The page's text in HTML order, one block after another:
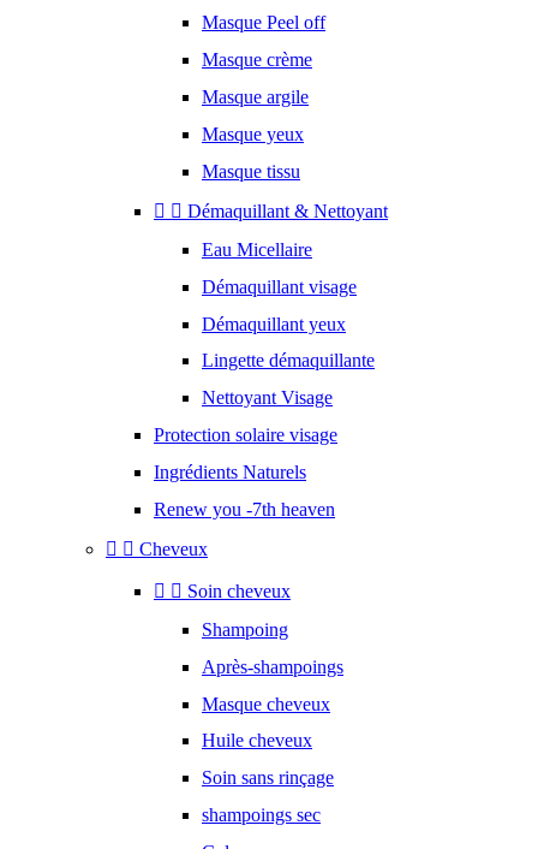
Masque Peel off
Masque crème
Masque argile
Masque yeux
Masque tissu
  Démaquillant & Nettoyant
Eau Micellaire
Démaquillant visage
Démaquillant yeux
Lingette démaquillante
Nettoyant Visage
Protection solaire visage
Ingrédients Naturels
Renew you -7th heaven
  Cheveux
  Soin cheveux
Shampoing
Après-shampoings
Masque cheveux
Huile cheveux
Soin sans rinçage
shampoings sec